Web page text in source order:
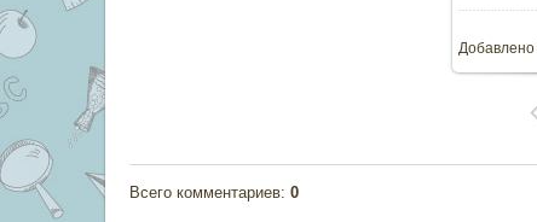
Добавлено
Всего комментариев: 0